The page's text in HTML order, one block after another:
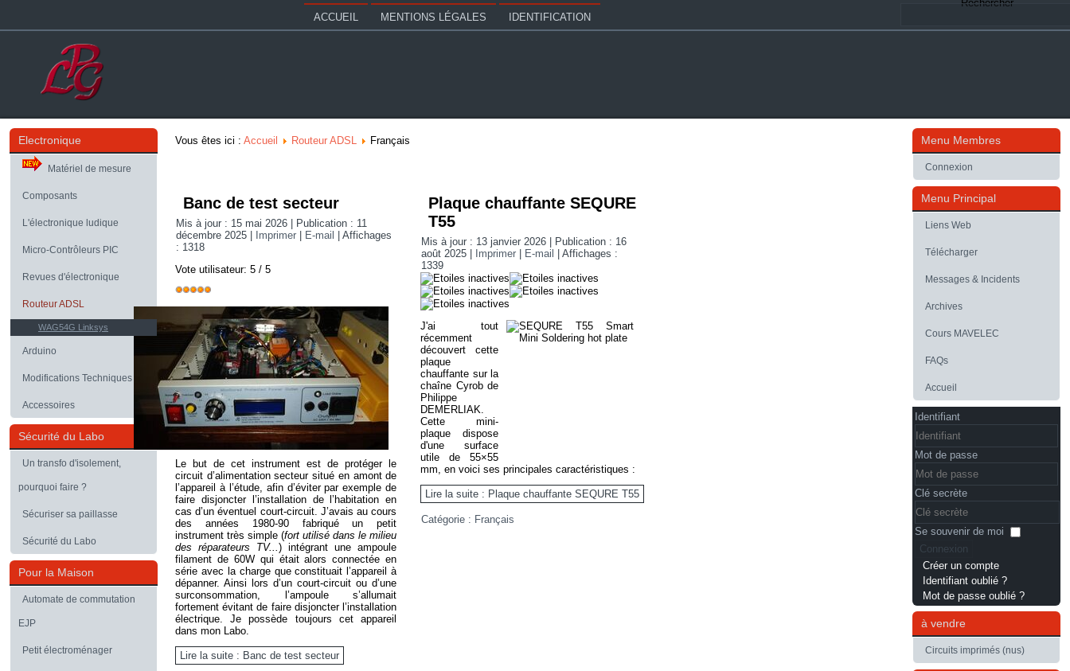
Rechercher
ACCUEIL
MENTIONS LÉGALES IDENTIFICATION
Electronique
Matériel de mesure
Composants
L'électronique ludique
Micro-Contrôleurs PIC
Revues d'électronique
Routeur ADSL
WAG54G Linksys
Arduino
Modifications Techniques
Accessoires
Sécurité du Labo
Un transfo d'isolement,
pourquoi faire ?
Sécuriser sa paillasse
Sécurité du Labo
Pour la Maison
Automate de commutation
EJP
Petit électroménager
Vous êtes ici : Accueil Routeur ADSL Français
Banc de test secteur
Mis à jour : 15 mai 2026
Publication : 11
décembre 2025
Imprimer E-mail
Affichages
: 1318
Vote utilisateur: 5 / 5
Le but de cet instrument est de protéger le
circuit d’alimentation secteur situé en amont de
l’appareil à l’étude, afin d’éviter par exemple de
faire disjoncter l’installation de l’habitation en
cas d’un éventuel court-circuit. J’avais au cours
des années 1980-90 fabriqué un petit
instrument très simple (fort utilisé dans le milieu
des réparateurs TV...) intégrant une ampoule
filament de 60W qui était alors connectée en
série avec la charge que constituait l’appareil à
dépanner. Ainsi lors d’un court-circuit ou d’une
surconsommation, l’ampoule s’allumait
fortement évitant de faire disjoncter l’installation
électrique. Je possède toujours cet appareil
dans mon Labo.
Lire la suite : Banc de test secteur
Plaque chauffante SEQURE
T55
Mis à jour : 13 janvier 2026
Publication : 16
août 2025
Imprimer E-mail |Affichages :
1339
J'ai tout
récemment
découvert cette
plaque
chauffante sur la
chaîne Cyrob de
Philippe
DEMERLIAK.
Cette mini-
plaque dispose
d'une surface
utile de 55×55
mm, en voici ses principales caractéristiques :
Lire la suite : Plaque chauffante SEQURE T55
Catégorie : Français
Menu Membres
Connexion
Menu Principal
Liens Web
Télécharger
Messages & Incidents
Archives
Cours MAVELEC
FAQs
Accueil
Identifiant
Mot de passe
Clé secrète
Se souvenir de moi
Connexion
Créer un compte
Identifiant oublié ?
Mot de passe oublié ?
à vendre
Circuits imprimés (nus)